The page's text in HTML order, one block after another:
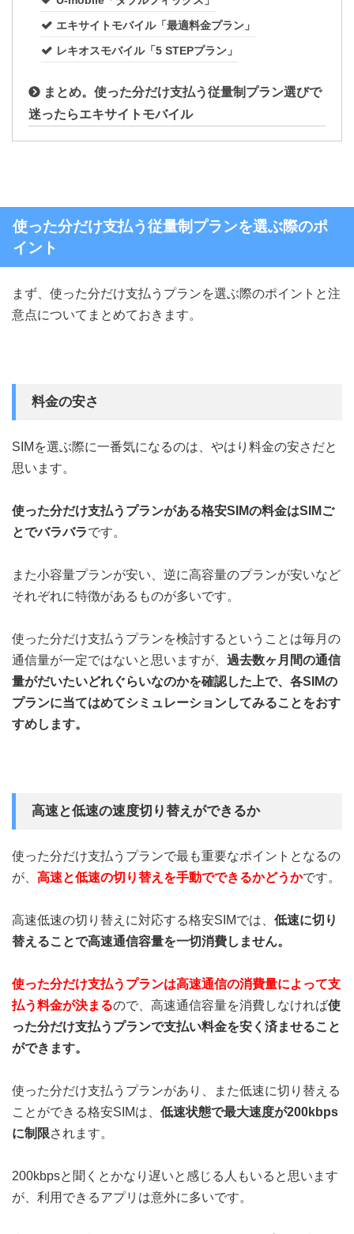
エキサイトモバイル「最適料金プラン」
レキオスモバイル「5 STEPプラン」
まとめ。使った分だけ支払う従量制プラン選びで
迷ったらエキサイトモバイル
使った分だけ支払う従量制プランを選ぶ際のポ
イント
まず、使った分だけ支払うプランを選ぶ際のポイントと注
意点についてまとめておきます。
料金の安さ
SIMを選ぶ際に一番気になるのは、やはり料金の安さだと
思います。
使った分だけ支払うプランがある格安SIMの料金はSIMご
とでバラバラです。
また小容量プランが安い、逆に高容量のプランが安いなど
それぞれに特徴があるものが多いです。
使った分だけ支払うプランを検討するということは毎月の
通信量が一定ではないと思いますが、 過去数ヶ月間の通信
量がだいたいどれぐらいなのかを確認した上で、各SIMの
プランに当てはめてシミュレーションしてみることをおす
すめします。
高速と低速の速度切り替えができるか
使った分だけ支払うプランで最も重要なポイントとなるの
が、 高速と低速の切り替えを手動でできるかどうかです。
高速低速の切り替えに対応する格安SIMでは、 低速に切り
替えることで高速通信容量を一切消費しません。
使った分だけ支払うプランは高速通信の消費量によって支
払う料金が決まるので、高速通信容量を消費しなければ使
った分だけ支払うプランで支払い料金を安く済ませること
ができます。
使った分だけ支払うプランがあり、また低速に切り替える
ことができる格安SIMは、 低速状態で最大速度が200kbps
に制限されます。
200kbpsと聞くとかなり遅いと感じる人もいると思います
が、利用できるアプリは意外に多いです。